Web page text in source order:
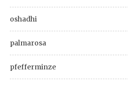
oshadhi
palmarosa
pfefferminze